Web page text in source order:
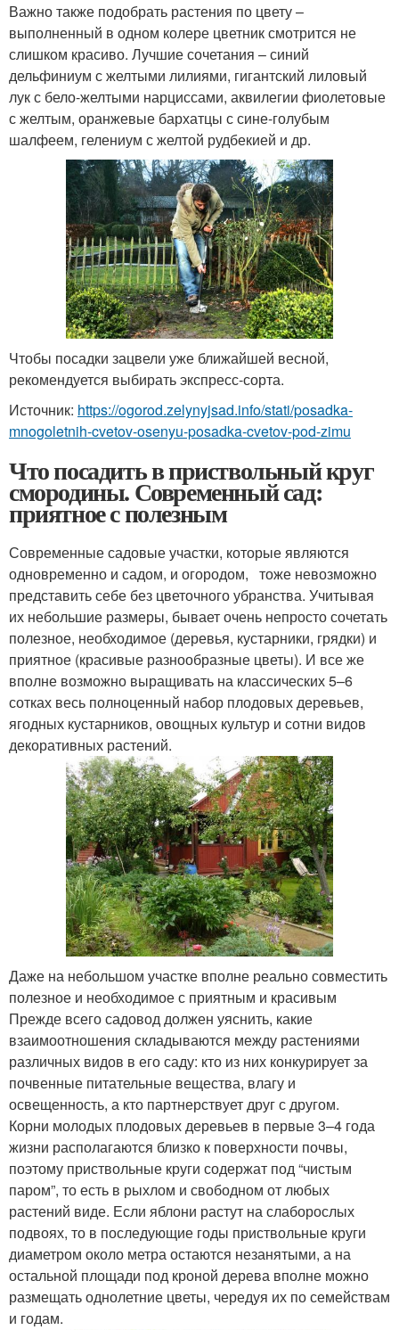
Важно также подобрать растения по цвету –
выполненный в одном колере цветник смотрится не
слишком красиво. Лучшие сочетания – синий
дельфиниум с желтыми лилиями, гигантский лиловый
лук с бело-желтыми нарциссами, аквилегии фиолетовые
с желтым, оранжевые бархатцы с сине-голубым
шалфеем, гелениум с желтой рудбекией и др.
Чтобы посадки зацвели уже ближайшей весной,
рекомендуется выбирать экспресс-сорта.
Источник: https://ogorod.zelynyjsad.info/stati/posadka-
mnogoletnih-cvetov-osenyu-posadka-cvetov-pod-zimu
Что посадить в приствольный круг
смородины. Современный сад:
приятное с полезным
Современные садовые участки, которые являются
одновременно и садом, и огородом, тоже невозможно
представить себе без цветочного убранства. Учитывая
их небольшие размеры, бывает очень непросто сочетать
полезное, необходимое (деревья, кустарники, грядки) и
приятное (красивые разнообразные цветы). И все же
вполне возможно выращивать на классических 5–6
сотках весь полноценный набор плодовых деревьев,
ягодных кустарников, овощных культур и сотни видов
декоративных растений.
Даже на небольшом участке вполне реально совместить
полезное и необходимое с приятным и красивым
Прежде всего садовод должен уяснить, какие
взаимоотношения складываются между растениями
различных видов в его саду: кто из них конкурирует за
почвенные питательные вещества, влагу и
освещенность, а кто партнерствует друг с другом.
Корни молодых плодовых деревьев в первые 3–4 года
жизни располагаются близко к поверхности почвы,
поэтому приствольные круги содержат под “чистым
паром”, то есть в рыхлом и свободном от любых
растений виде. Если яблони растут на слаборослых
подвоях, то в последующие годы приствольные круги
диаметром около метра остаются незанятыми, а на
остальной площади под кроной дерева вполне можно
размещать однолетние цветы, чередуя их по семействам
и годам.